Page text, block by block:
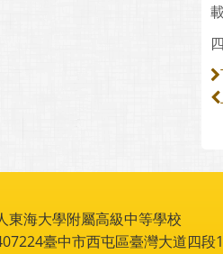
東海大學附屬高級中等學校
臺中市西屯區臺灣大道四